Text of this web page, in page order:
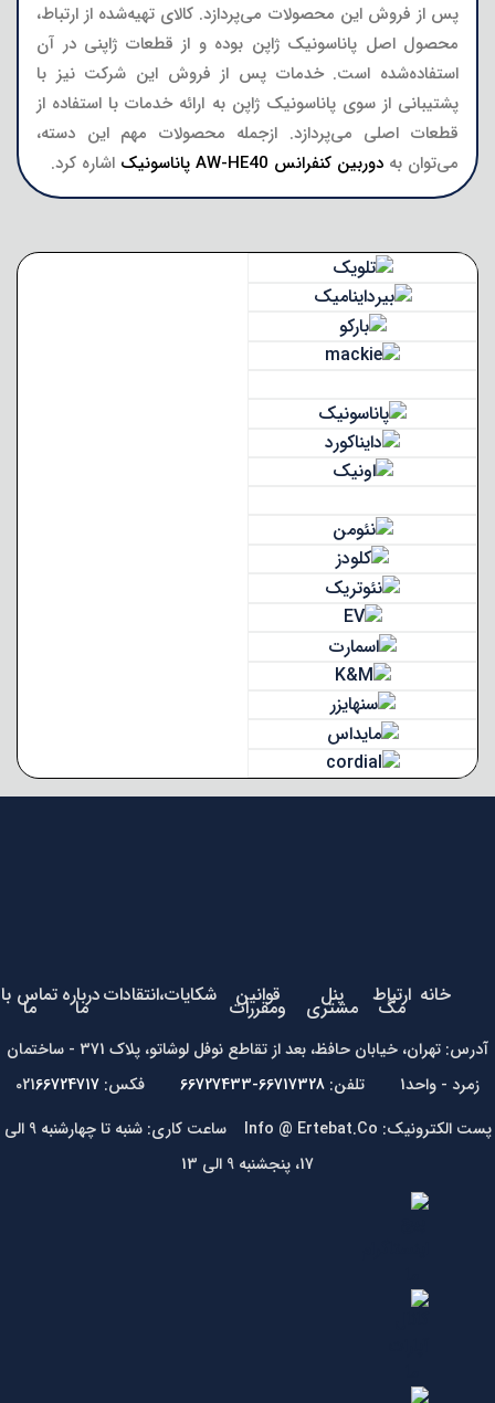
پس از فروش این محصولات می‌پردازد. کالای تهیه‌شده از ارتباط،
محصول اصل پاناسونیک ژاپن بوده و از قطعات ژاپنی در آن
استفاده‌شده است. خدمات پس از فروش این شرکت نیز با
پشتیبانی از سوی پاناسونیک ژاپن به ارائه خدمات با استفاده از
قطعات اصلی می‌پردازد. ازجمله محصولات مهم این دسته،
می‌توان به دوربین کنفرانس AW-HE40 پاناسونیک اشاره کرد.
خانه ارتباط
مگ پنل
مشتری قوانین
ومقررات شکایات،انتقاداتدرباره
ما تماس با
ما
آدرس: تهران، خیابان حافظ، بعد از تقاطع نوفل لوشاتو، پلاک 371 - ساختمان
زمرد - واحد1 تلفن:
66717328-66727433 فکس: 021 66724717
پست الکترونیک: Info @ Ertebat.Co ساعت کاری: شنبه تا چهارشنبه 9 الی
17، پنجشنبه 9 الی 13